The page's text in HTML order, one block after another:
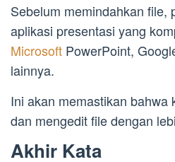
Sebelum memindahkan file,
aplikasi presentasi yang
Microsoft PowerPoint,
lainnya.
Ini akan memastikan bahwa
dan mengedit file dengan
Akhir Kata